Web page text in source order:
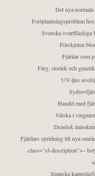
Det nya
Fortplantningsproblem
Svenska svartfläckiga
Förskjuten
Fjärilar som
Färg, storlek och
UV-ljus
Handel med
Vätska i
Drastisk
Fjärilars spridning till nya
class="sf-description">–
Spanska